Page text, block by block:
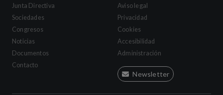
Junta Directiva
Sociedades
Congresos
Noticias
Documentos
Contacto
Aviso legal
Privacidad
Cookies
Accesibilidad
Administración
Newsletter